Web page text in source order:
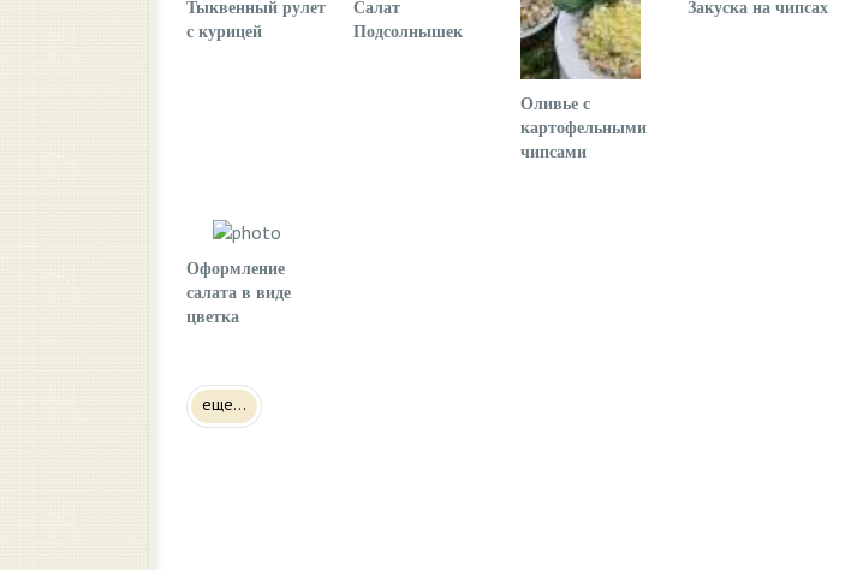
Тыквенный рулет
с курицей
Салат
Подсолнышек
Оливье с
картофельными
чипсами
Закуска на чипсах
Оформление
салата в виде
цветка
еще...